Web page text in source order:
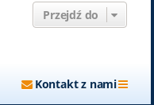
Przejdź do
Kontakt z nami